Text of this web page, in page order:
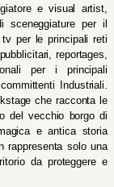
e visual artist,
sceneggiature per il
per le principali reti
reportages,
per i principali
Industriali.
che racconta le
del vecchio borgo di
e antica storia
rappresenta solo una
da proteggere e